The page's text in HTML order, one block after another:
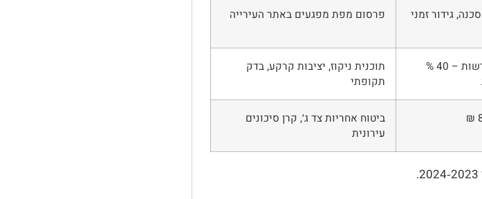
גידור זמני פרסום מפת מפגעים באתר העירייה
60 % רשות – 40 %
תוכנית ניקוז, יציבות קרקע, בדק
תקופתי
‎₪
ביטוח אחריות צד ג׳, קרן סיכונים
עירונית